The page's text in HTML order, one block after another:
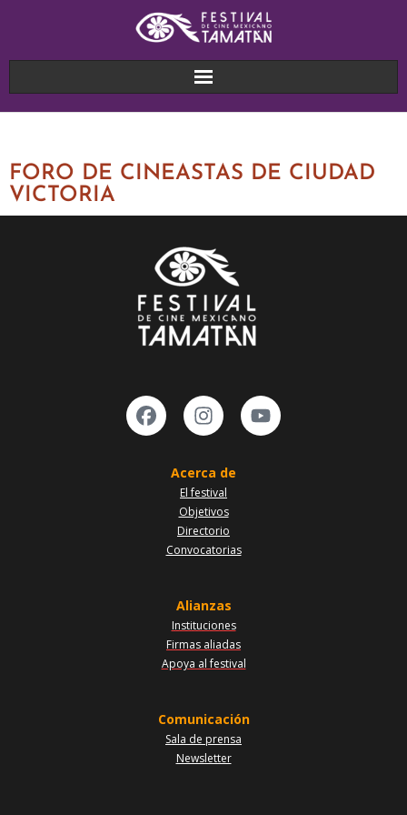
FORO DE CINEASTAS DE CIUDAD
VICTORIA
Acerca de
El festival
Objetivos
Directorio
Convocatorias
Alianzas
Instituciones
Firmas aliadas
Apoya al festival
Comunicación
Sala de prensa
Newsletter